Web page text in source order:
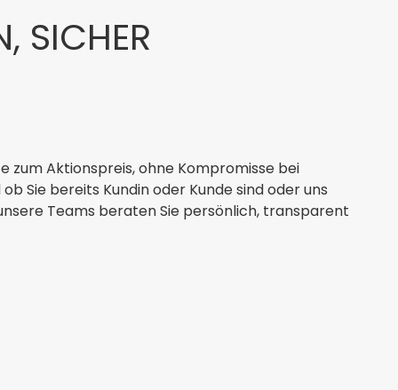
SICHER
zum Aktionspreis, ohne Kompromisse bei
Sie bereits Kundin oder Kunde sind oder uns
Teams beraten Sie persönlich, transparent